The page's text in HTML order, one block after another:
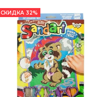
СКИДКА 32%